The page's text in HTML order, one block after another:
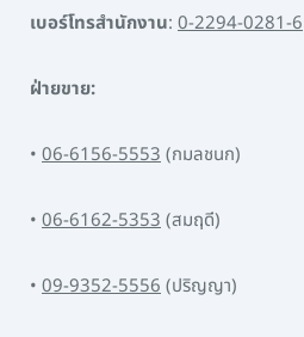
เบอร์โทรสำนักงาน: 0-2294-0281-6
ฝ่ายขาย:
• 06-6156-5553(กมลชนก)
• 06-6162-5353(สมฤดี)
• 09-9352-5556(ปริญญา)